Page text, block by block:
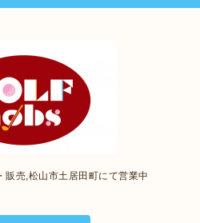
販売,松山市土居田町にて営業中